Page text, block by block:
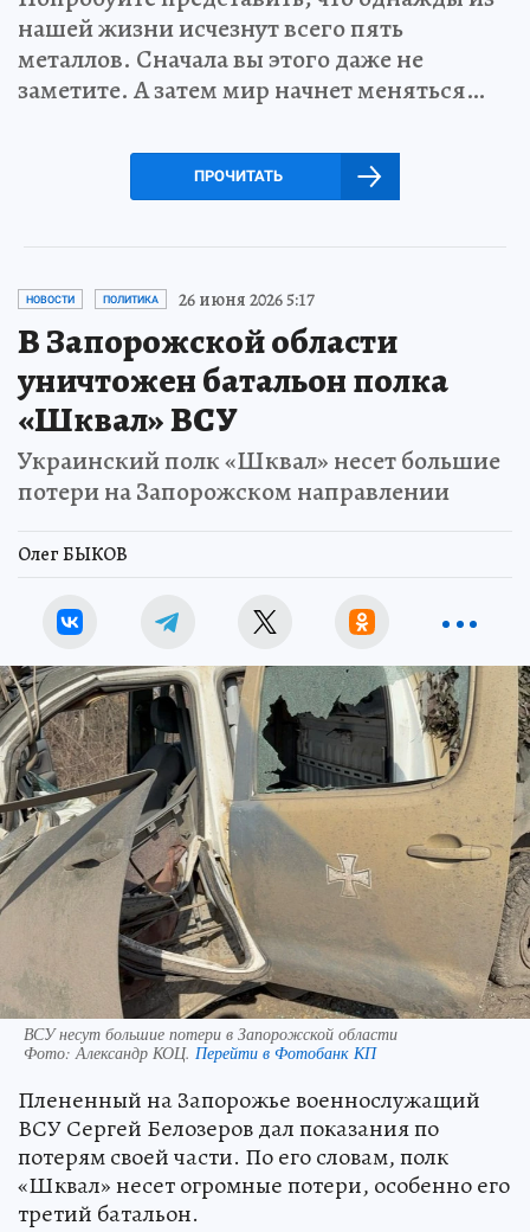
нашей жизни исчезнут всего пять
металлов. Сначала вы этого даже не
заметите. А затем мир начнет меняться…
ПРОЧИТАТЬ
НОВОСТИ ПОЛИТИКА 26 июня 2026 5:17
В Запорожской области
уничтожен батальон полка
«Шквал» ВСУ
Украинский полк «Шквал» несет большие
потери на Запорожском направлении
Олег БЫКОВ
ВСУ несут большие потери в Запорожской области
Фото:Александр КОЦ. Перейти в Фотобанк КП
Плененный на Запорожье военнослужащий
ВСУ Сергей Белозеров дал показания по
потерям своей части. По его словам, полк
«Шквал» несет огромные потери, особенно его
третий батальон.